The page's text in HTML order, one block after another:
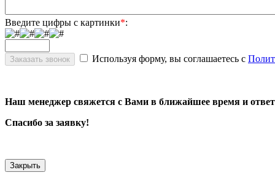
Введите цифры с картинки*:
Используя форму, вы соглашаетесь с
Наш менеджер свяжется с Вами в ближайшее время и
Спасибо за заявку!
Закрыть